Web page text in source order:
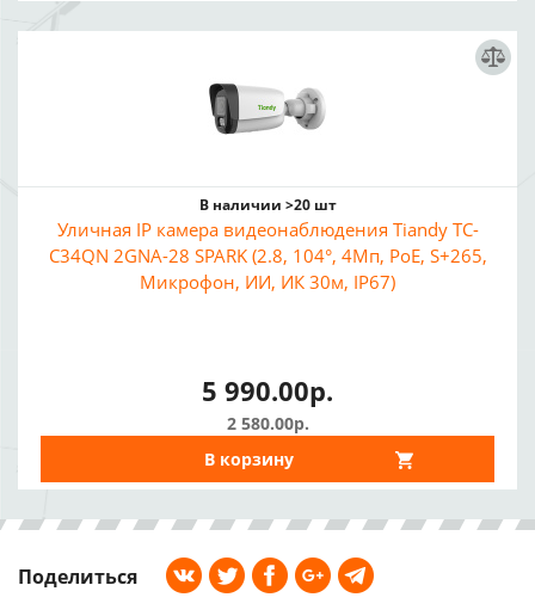
В наличии >20 шт
Уличная IP камера видеонаблюдения Tiandy TC-
C34QN 2GNA-28 SPARK (2.8, 104°, 4Мп, PoE, S+265,
Микрофон, ИИ, ИК 30м, IP67)
5 990.00р.
2 580.00р.
В корзину
Поделиться